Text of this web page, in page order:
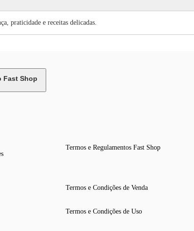
praticidade e receitas delicadas.
Fast Shop
Termos e Regulamentos Fast Shop
Termos e Condições de Venda
Termos e Condições de Uso